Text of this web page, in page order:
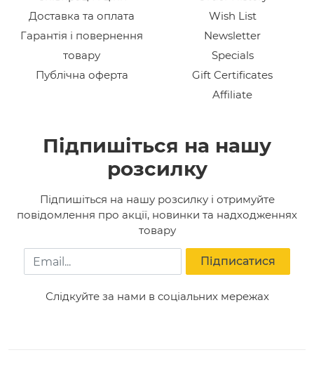
Доставка та оплата
Гарантія і повернення
товару
Публічна оферта
Wish List
Newsletter
Specials
Gift Certificates
Affiliate
Підпишіться на нашу
розсилку
Підпишіться на нашу розсилку і отримуйте
повідомлення про акції, новинки та надходженнях
товару
Email Підписатися
Слідкуйте за нами в соціальних мережах